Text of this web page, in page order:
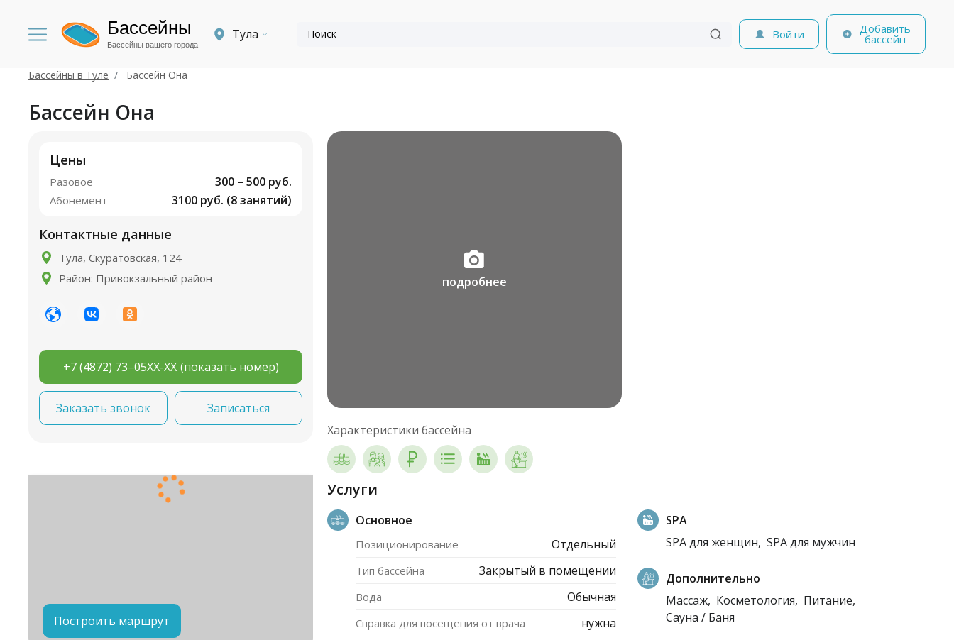
Бассейны
Бассейны вашего города
Тула Войти Добавить
бассейн
Бассейны в Туле Бассейн Она
Бассейн Она
Цены
Разовое 300 – 500 руб.
Абонемент 3100 руб. (8 занятий)
Контактные данные
Тула, Скуратовская, 124
Район: Привокзальный район
+7 (4872) 73‒05XX-XX (показать номер)
Заказать звонок Записаться
Построить маршрут
подробнее
Характеристики бассейна
Услуги
Основное
Позиционирование Отдельный
Тип бассейна Закрытый в помещении
Вода Обычная
Справка для посещения от врача
нужна
SPA
SPA для женщин, SPA для мужчин
Дополнительно
Массаж, Косметология, Питание,
Сауна / Баня